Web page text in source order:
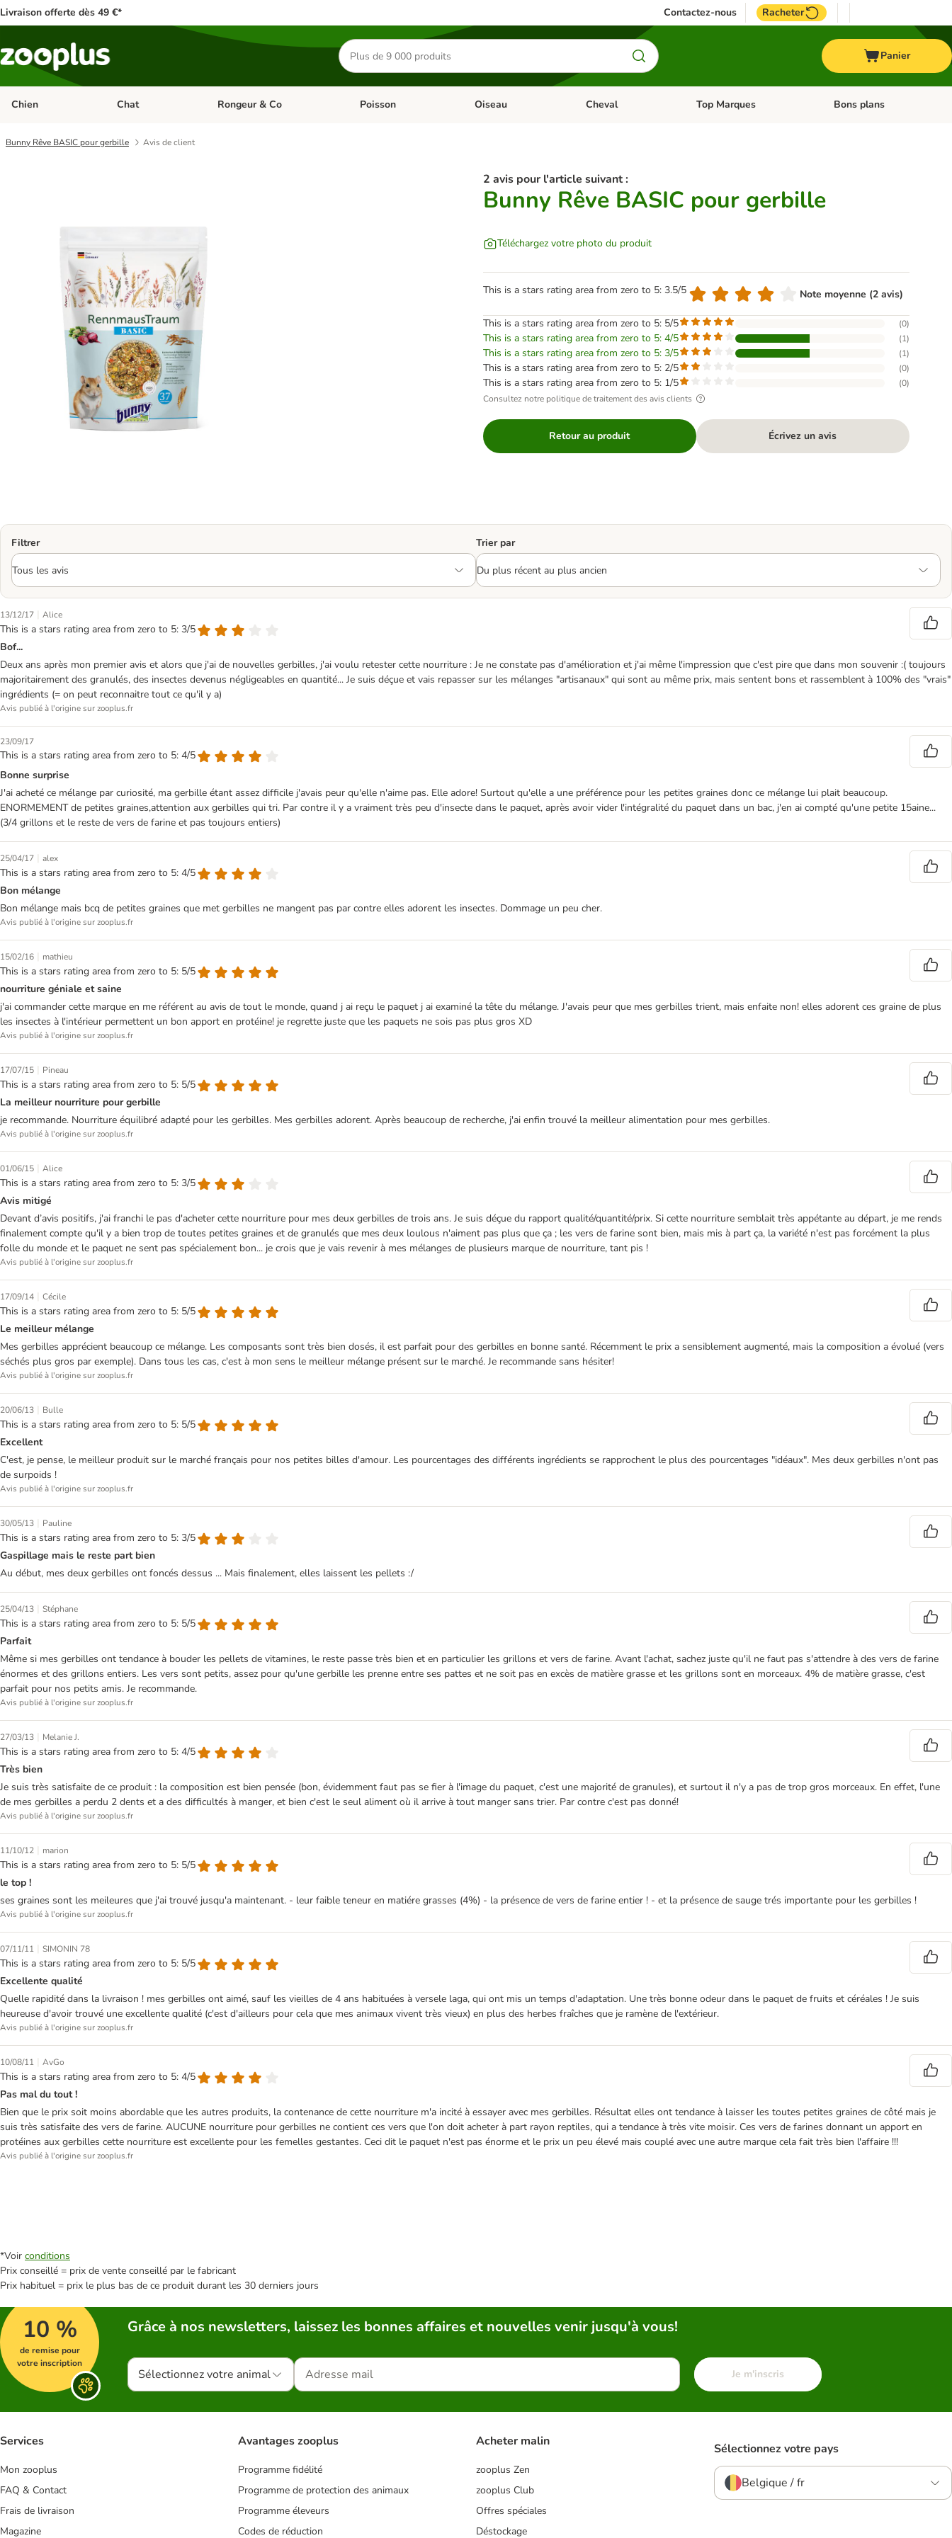
Livraison offerte dès 49 €* Contactez-nous Racheter
Rechercher
des
produits
Panier
Chien Dérouler les catégories: Chien
Chat Dérouler les catégories: Chat
Rongeur & Co Dérouler les catégories: Rongeur & Co
Poisson Dérouler les catégories: Poisson
Oiseau Dérouler les catégories: Oiseau
Cheval Dérouler les catégories: Cheval
Top Marques Dérouler les catégories: Top
Bons plans
Bunny Rêve BASIC pour gerbille Avis de client
2 avis pour l'article suivant :
Bunny Rêve BASIC pour gerbille
Téléchargez votre photo du produit
This is a stars rating area from zero to 5: 3.5/5 Note moyenne (2 avis)
This is a stars rating area from zero to 5: 5/5 (0)
This is a stars rating area from zero to 5: 4/5 (1)
This is a stars rating area from zero to 5: 3/5 (1)
This is a stars rating area from zero to 5: 2/5 (0)
This is a stars rating area from zero to 5: 1/5 (0)
Consultez notre politique de traitement des avis clients
Retour au produit Écrivez un avis
Filtrer Trier par
13/12/17 | Alice
This is a stars rating area from zero to 5: 3/5
Bof...
Deux ans après mon premier avis et alors que j'ai de nouvelles gerbilles, j'ai voulu retester cette nourriture : Je ne constate pas d'amélioration et j'ai même l'impression que c'est pire que dans mon souvenir :( toujours
majoritairement des granulés, des insectes devenus négligeables en quantité... Je suis déçue et vais repasser sur les mélanges "artisanaux" qui sont au même prix, mais sentent bons et rassemblent à 100% des "vrais"
ingrédients (= on peut reconnaitre tout ce qu'il y a)
Avis publié à l'origine sur zooplus.fr
23/09/17
This is a stars rating area from zero to 5: 4/5
Bonne surprise
J'ai acheté ce mélange par curiosité, ma gerbille étant assez difficile j'avais peur qu'elle n'aime pas. Elle adore! Surtout qu'elle a une préférence pour les petites graines donc ce mélange lui plait beaucoup.
ENORMEMENT de petites graines,attention aux gerbilles qui tri. Par contre il y a vraiment très peu d'insecte dans le paquet, après avoir vider l'intégralité du paquet dans un bac, j'en ai compté qu'une petite 15aine...
(3/4 grillons et le reste de vers de farine et pas toujours entiers)
25/04/17 | alex
This is a stars rating area from zero to 5: 4/5
Bon mélange
Bon mélange mais bcq de petites graines que met gerbilles ne mangent pas par contre elles adorent les insectes. Dommage un peu cher.
Avis publié à l'origine sur zooplus.fr
15/02/16 | mathieu
This is a stars rating area from zero to 5: 5/5
nourriture géniale et saine
j'ai commander cette marque en me référent au avis de tout le monde, quand j ai reçu le paquet j ai examiné la tête du mélange. J'avais peur que mes gerbilles trient, mais enfaite non! elles adorent ces graine de plus
les insectes à l'intérieur permettent un bon apport en protéine! je regrette juste que les paquets ne sois pas plus gros XD
Avis publié à l'origine sur zooplus.fr
17/07/15 | Pineau
This is a stars rating area from zero to 5: 5/5
La meilleur nourriture pour gerbille
je recommande. Nourriture équilibré adapté pour les gerbilles. Mes gerbilles adorent. Après beaucoup de recherche, j'ai enfin trouvé la meilleur alimentation pour mes gerbilles.
Avis publié à l'origine sur zooplus.fr
01/06/15 | Alice
This is a stars rating area from zero to 5: 3/5
Avis mitigé
Devant d’avis positifs, j'ai franchi le pas d'acheter cette nourriture pour mes deux gerbilles de trois ans. Je suis déçue du rapport qualité/quantité/prix. Si cette nourriture semblait très appétante au départ, je me rends
finalement compte qu'il y a bien trop de toutes petites graines et de granulés que mes deux loulous n'aiment pas plus que ça ; les vers de farine sont bien, mais mis à part ça, la variété n'est pas forcément la plus
folle du monde et le paquet ne sent pas spécialement bon... je crois que je vais revenir à mes mélanges de plusieurs marque de nourriture, tant pis !
Avis publié à l'origine sur zooplus.fr
17/09/14 | Cécile
This is a stars rating area from zero to 5: 5/5
Le meilleur mélange
Mes gerbilles apprécient beaucoup ce mélange. Les composants sont très bien dosés, il est parfait pour des gerbilles en bonne santé. Récemment le prix a sensiblement augmenté, mais la composition a évolué (vers
séchés plus gros par exemple). Dans tous les cas, c'est à mon sens le meilleur mélange présent sur le marché. Je recommande sans hésiter!
Avis publié à l'origine sur zooplus.fr
20/06/13 | Bulle
This is a stars rating area from zero to 5: 5/5
Excellent
C'est, je pense, le meilleur produit sur le marché français pour nos petites billes d'amour. Les pourcentages des différents ingrédients se rapprochent le plus des pourcentages "idéaux". Mes deux gerbilles n'ont pas
de surpoids !
Avis publié à l'origine sur zooplus.fr
30/05/13 | Pauline
This is a stars rating area from zero to 5: 3/5
Gaspillage mais le reste part bien
Au début, mes deux gerbilles ont foncés dessus ... Mais finalement, elles laissent les pellets :/
25/04/13 | Stéphane
This is a stars rating area from zero to 5: 5/5
Parfait
Même si mes gerbilles ont tendance à bouder les pellets de vitamines, le reste passe très bien et en particulier les grillons et vers de farine. Avant l'achat, sachez juste qu'il ne faut pas s'attendre à des vers de farine
énormes et des grillons entiers. Les vers sont petits, assez pour qu'une gerbille les prenne entre ses pattes et ne soit pas en excès de matière grasse et les grillons sont en morceaux. 4% de matière grasse, c'est
parfait pour nos petits amis. Je recommande.
Avis publié à l'origine sur zooplus.fr
27/03/13 | Melanie J.
This is a stars rating area from zero to 5: 4/5
Très bien
Je suis très satisfaite de ce produit : la composition est bien pensée (bon, évidemment faut pas se fier à l'image du paquet, c'est une majorité de granules), et surtout il n'y a pas de trop gros morceaux. En effet, l'une
de mes gerbilles a perdu 2 dents et a des difficultés à manger, et bien c'est le seul aliment où il arrive à tout manger sans trier. Par contre c'est pas donné!
Avis publié à l'origine sur zooplus.fr
11/10/12 | marion
This is a stars rating area from zero to 5: 5/5
le top !
ses graines sont les meileures que j'ai trouvé jusqu'a maintenant. - leur faible teneur en matiére grasses (4%) - la présence de vers de farine entier ! - et la présence de sauge trés importante pour les gerbilles !
Avis publié à l'origine sur zooplus.fr
07/11/11 | SIMONIN 78
This is a stars rating area from zero to 5: 5/5
Excellente qualité
Quelle rapidité dans la livraison ! mes gerbilles ont aimé, sauf les vieilles de 4 ans habituées à versele laga, qui ont mis un temps d'adaptation. Une très bonne odeur dans le paquet de fruits et céréales ! Je suis
heureuse d'avoir trouvé une excellente qualité (c'est d'ailleurs pour cela que mes animaux vivent très vieux) en plus des herbes fraîches que je ramène de l'extérieur.
Avis publié à l'origine sur zooplus.fr
10/08/11 | AvGo
This is a stars rating area from zero to 5: 4/5
Pas mal du tout !
Bien que le prix soit moins abordable que les autres produits, la contenance de cette nourriture m'a incité à essayer avec mes gerbilles. Résultat elles ont tendance à laisser les toutes petites graines de côté mais je
suis très satisfaite des vers de farine. AUCUNE nourriture pour gerbilles ne contient ces vers que l'on doit acheter à part rayon reptiles, qui a tendance à très vite moisir. Ces vers de farines donnant un apport en
protéines aux gerbilles cette nourriture est excellente pour les femelles gestantes. Ceci dit le paquet n'est pas énorme et le prix un peu élevé mais couplé avec une autre marque cela fait très bien l'affaire !!!
Avis publié à l'origine sur zooplus.fr
*Voir conditions
Prix conseillé = prix de vente conseillé par le fabricant
Prix habituel = prix le plus bas de ce produit durant les 30 derniers jours
10 %
de remise pour
votre inscription
Grâce à nos newsletters, laissez les bonnes affaires et nouvelles venir jusqu'à vous!
Sélectionnez votre animal Je m'inscris
Services
Mon zooplus
FAQ & Contact
Frais de livraison
Magazine
Avantages zooplus
Programme fidélité
Programme de protection des animaux
Programme éleveurs
Codes de réduction
Acheter malin
zooplus Zen
zooplus Club
Offres spéciales
Déstockage
Sélectionnez votre pays
Belgique / fr